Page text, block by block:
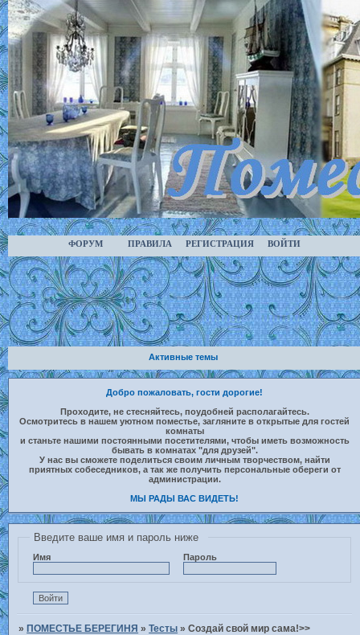
ФОРУМ ПРАВИЛА РЕГИСТРАЦИЯ ВОЙТИ
Активные темы
Добро пожаловать, гости дорогие!
Проходите, не стесняйтесь, поудобней располагайтесь.
Осмотритесь в нашем уютном поместье, загляните в открытые для гостей
комнаты
и станьте нашими постоянными посетителями, чтобы иметь возможность
бывать в комнатах "для друзей".
У нас вы сможете поделиться своим личным творчеством, найти
приятных собеседников, а так же получить персональные обереги от
администрации.
МЫ РАДЫ ВАС ВИДЕТЬ!
Введите ваше имя и пароль ниже
Имя Пароль
»ПОМЕСТЬЕ БЕРЕГИНЯ »Тесты »Создай свой мир сама!>>